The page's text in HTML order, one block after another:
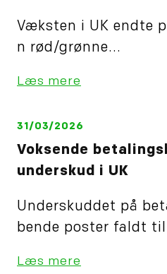
Væksten i UK endte
n rød/grønne...
Læs mere
31/03/2026
Voksende
underskud i UK
Underskuddet på
bende poster faldt til
Læs mere